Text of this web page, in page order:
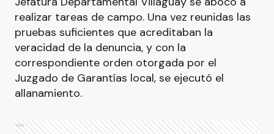
realizar tareas de campo. Una vez reunidas las
pruebas suficientes que acreditaban la
veracidad de la denuncia, y con la
correspondiente orden otorgada por el
Juzgado de Garantías local, se ejecutó el
allanamiento.
Ads